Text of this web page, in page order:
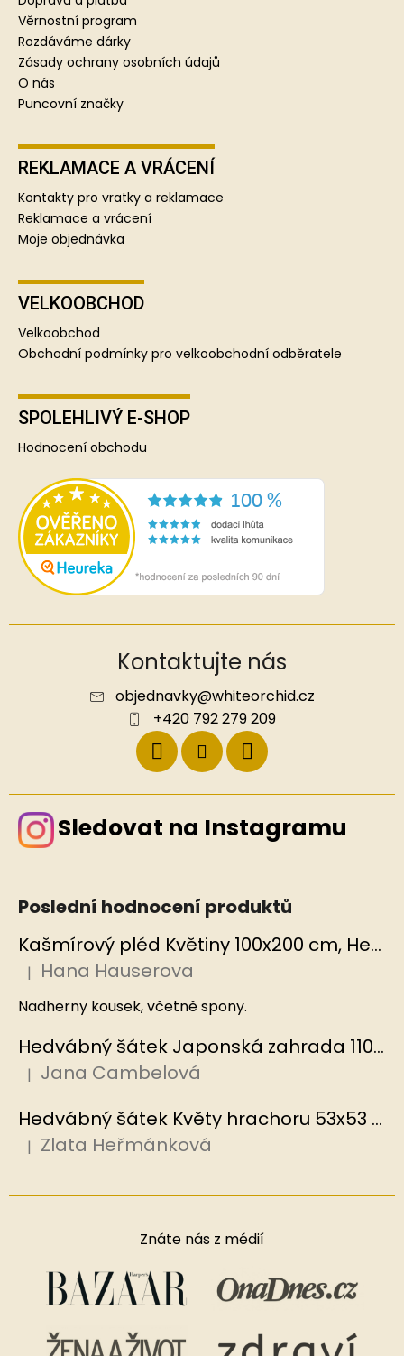
Věrnostní program
Rozdáváme dárky
Zásady ochrany osobních údajů
O nás
Puncovní značky
REKLAMACE A VRÁCENÍ
Kontakty pro vratky a reklamace
Reklamace a vrácení
Moje objednávka
VELKOOBCHOD
Velkoobchod
Obchodní podmínky pro velkoobchodní odběratele
SPOLEHLIVÝ E-SHOP
Hodnocení obchodu
Kontaktujte nás
objednavky@whiteorchid.cz
+420 792 279 209
Sledovat na Instagramu
Poslední hodnocení produktů
Kašmírový pléd Květiny 100x200 cm, Hedvábný svět
Hodnocení produktu je 5 z 5 hvězdiček.
| Hana Hauserova
Nadherny kousek, včetně spony.
Hedvábný šátek Japonská zahrada 110x110 cm v dárkovém balení, HEDVÁBNÝ SVĚT
Hodnocení produktu je 5 z 5 hvězdiček.
| Jana Cambelová
Hedvábný šátek Květy hrachoru 53x53 cm v dárkovém balení, HEDVÁBNÝ SVĚT
Hodnocení produktu je 5 z 5 hvězdiček.
| Zlata Heřmánková
Znáte nás z médií